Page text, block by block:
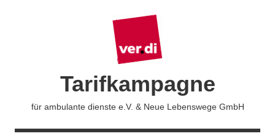
Tarifkampagne
für ambulante dienste e.V. & Neue Lebenswege GmbH